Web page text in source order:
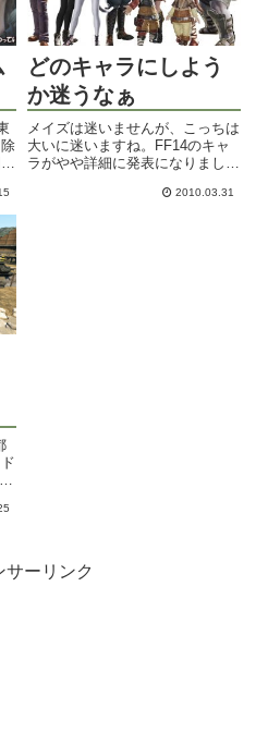
どのキャラにしよう
か迷うなぁ
メイズは迷いませんが、こっちは
大いに迷いますね。FF14のキャ
ラがやや詳細に発表になりまし
みたいな感じの2種族に分かれて
2010.03.31
サーリンク